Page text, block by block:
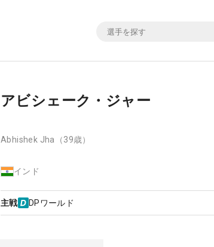
アビシェーク・ジャー
Abhishek Jha （39歳）
インド
主戦 DPワールド